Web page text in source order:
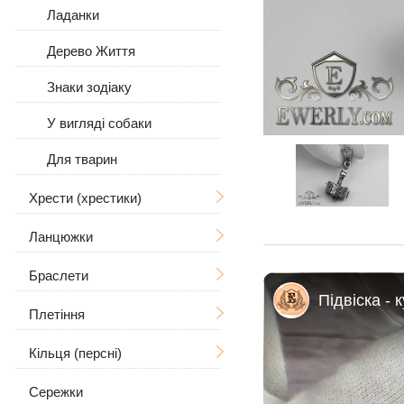
Ладанки
Дерево Життя
Знаки зодіаку
У вигляді собаки
Для тварин
Хрести (хрестики)
Без розп'яття
З розп'яттям
Чоловічі
Великі
Жіночі
Ланцюжки
Чоловічі
Великі / Товсті
Жіночі
Браслети
Чоловічі
Великі / Товсті
Жіночі
З камінням
Кам'яні
Плетіння
Ручна в'язка
Рамзес
Лиття
Кільця (персні)
Чоловічі
Сережки